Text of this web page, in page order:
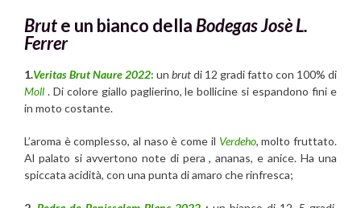
Brute un bianco della Bodegas Josè L.
Ferrer
1.VeritasBrut Naure 2022: un brutdi 12 gradi fatto con 100% di
Moll . Di colore giallo paglierino, le bollicine si espandono fini e
in moto costante.
L’aroma è complesso, al naso è come il Verdeho, molto fruttato.
Al palato si avvertono note di pera , ananas, e anice. Ha una
spiccata acidità, con una punta di amaro che rinfresca;